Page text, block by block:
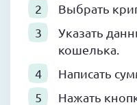
Выбрать
Указать
кошелька.
Написать
Нажать